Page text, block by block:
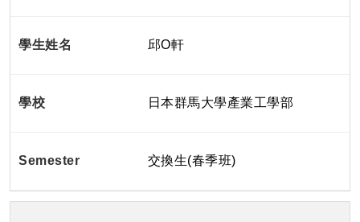
邱O軒
日本群馬大學產業工學部
交換生(春季班)